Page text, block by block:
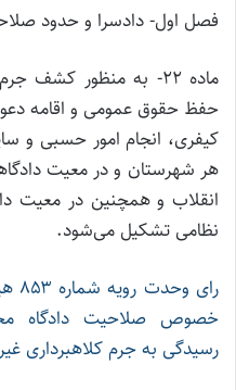
فصل اول- دادسرا و حدود
ماده ۲۲- به منظور کشف
حفظ حقوق عمومی و اقامه
کیفری، انجام امور حسبی و
هر شهرستان و در معیت
انقلاب و همچنین در معیت
نظامی تشکیل می‌شود.
خصوص صلاحیت دادگاه
رسیدگی به جرم کلاهبرداری